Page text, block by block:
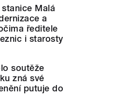
Malá
a
ředitele
i starosty
soutěže
zná své
putuje do